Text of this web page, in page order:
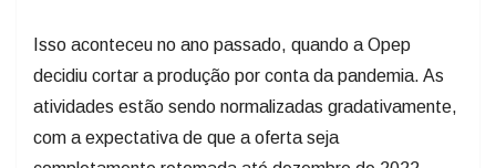
Isso aconteceu no ano passado, quando a Opep
decidiu cortar a produção por conta da pandemia. As
atividades estão sendo normalizadas gradativamente,
com a expectativa de que a oferta seja